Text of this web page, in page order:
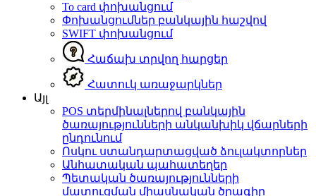
To card փոխանցում
Փոխանցումներ բանկային հաշվով
SWIFT փոխանցում
Հաճախ տրվող հարցեր
Հատուկ առաջարկներ
Այլ
POS տերմինալներով բանկային
ծառայությունների անկանխիկ վճարների
ընդունում
Ոսկու ստանդարտացված ձուլակտորներ
Անհատական պահատեղեր
Պետական ծառայությունների
մատուցման միասնական ծրագիր